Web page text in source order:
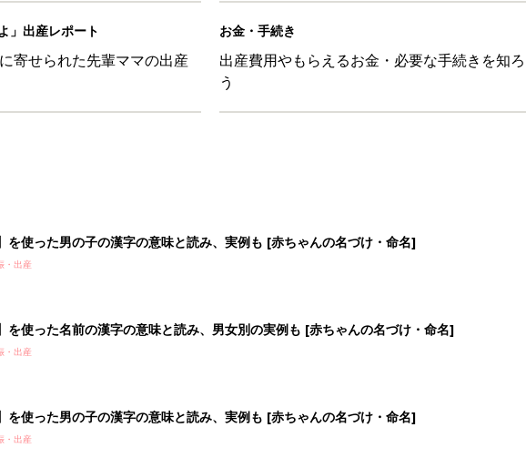
を使った名前の漢字の意味と読み、男女別の実例も [赤ちゃんの名づけ・命名]
・出産
を使った男の子の漢字の意味と読み、実例も [赤ちゃんの名づけ・命名]
< 3 4 5 6 7 >